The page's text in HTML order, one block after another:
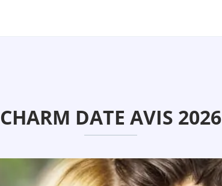
CHARM DATE AVIS 2026